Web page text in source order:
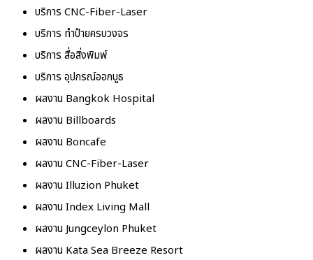
บริการ CNC-Fiber-Laser
บริการ ทำป้ายครบวงจร
บริการ สื่อสิ่งพิมพ์
บริการ อุปกรณ์ออกบูธ
ผลงาน Bangkok Hospital
ผลงาน Billboards
ผลงาน Boncafe
ผลงาน CNC-Fiber-Laser
ผลงาน Illuzion Phuket
ผลงาน Index Living Mall
ผลงาน Jungceylon Phuket
ผลงาน Kata Sea Breeze Resort